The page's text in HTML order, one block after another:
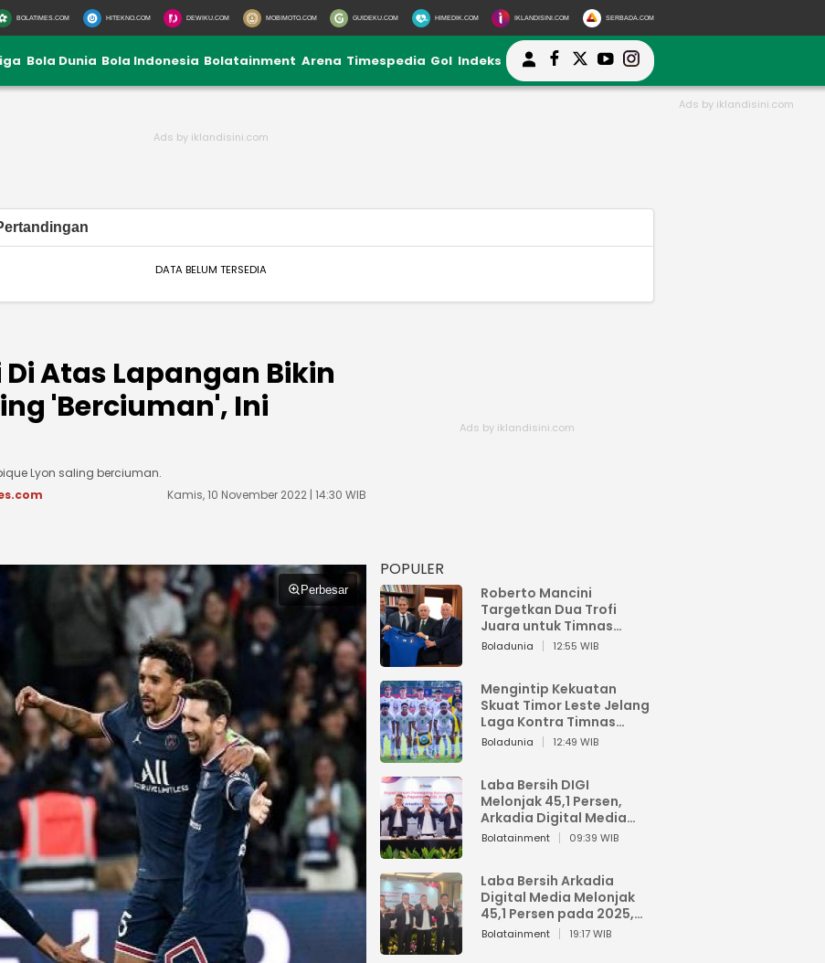
BOLATIMES.COM HITEKNO.COM DEWIKU.COM MOBIMOTO.COM GUIDEKU.COM HIMEDIK.COM IKLANDISINI.COM SERBADA.COM
Bola Dunia Bola Indonesia Bolatainment Arena Timespedia Gol Indeks
DATA BELUM TERSEDIA
Di Atas Lapangan Bikin
'Berciuman', Ini
Lyon saling berciuman.
Kamis, 10 November 2022 | 14:30 WIB
Perbesar
POPULER
Roberto Mancini
Targetkan Dua Trofi
Juara untuk Timnas
Italia
Boladunia 12:55 WIB
Mengintip Kekuatan
Skuat Timor Leste Jelang
Laga Kontra Timnas
Indonesia di Piala AFF
Boladunia 12:49 WIB
Laba Bersih DIGI
Melonjak 45,1 Persen,
Arkadia Digital Media
Perkuat Bisnis AI dan
Bolatainment 09:39 WIB
Laba Bersih Arkadia
Digital Media Melonjak
45,1 Persen pada 2025,
Sentuh Rp1,76 Miliar
Bolatainment 19:17 WIB